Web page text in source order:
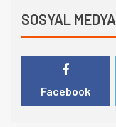
SOSYAL MEDYA
Facebook